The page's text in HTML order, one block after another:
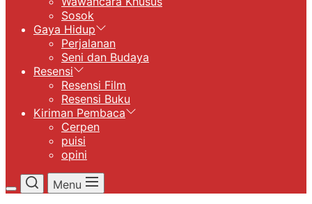
Sosok
Gaya Hidup
Perjalanan
Seni dan Budaya
Resensi
Resensi Film
Resensi Buku
Kiriman Pembaca
Cerpen
puisi
opini
Menu